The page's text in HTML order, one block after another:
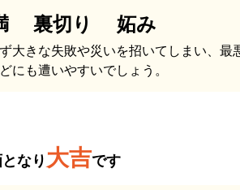
裏切り 妬み
大きな失敗や災いを招いてしまい、最
にも遭いやすいでしょう。
なり 大吉です